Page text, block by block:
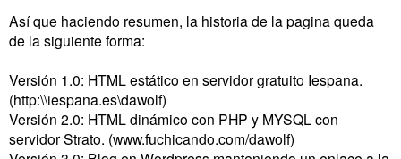
Así que haciendo resumen, la historia de la pagina queda
de la siguiente forma:
Versión 1.0: HTML estático en servidor gratuito Iespana.
(http:\\iespana.es\dawolf)
Versión 2.0: HTML dinámico con PHP y MYSQL con
servidor Strato. (www.fuchicando.com/dawolf)